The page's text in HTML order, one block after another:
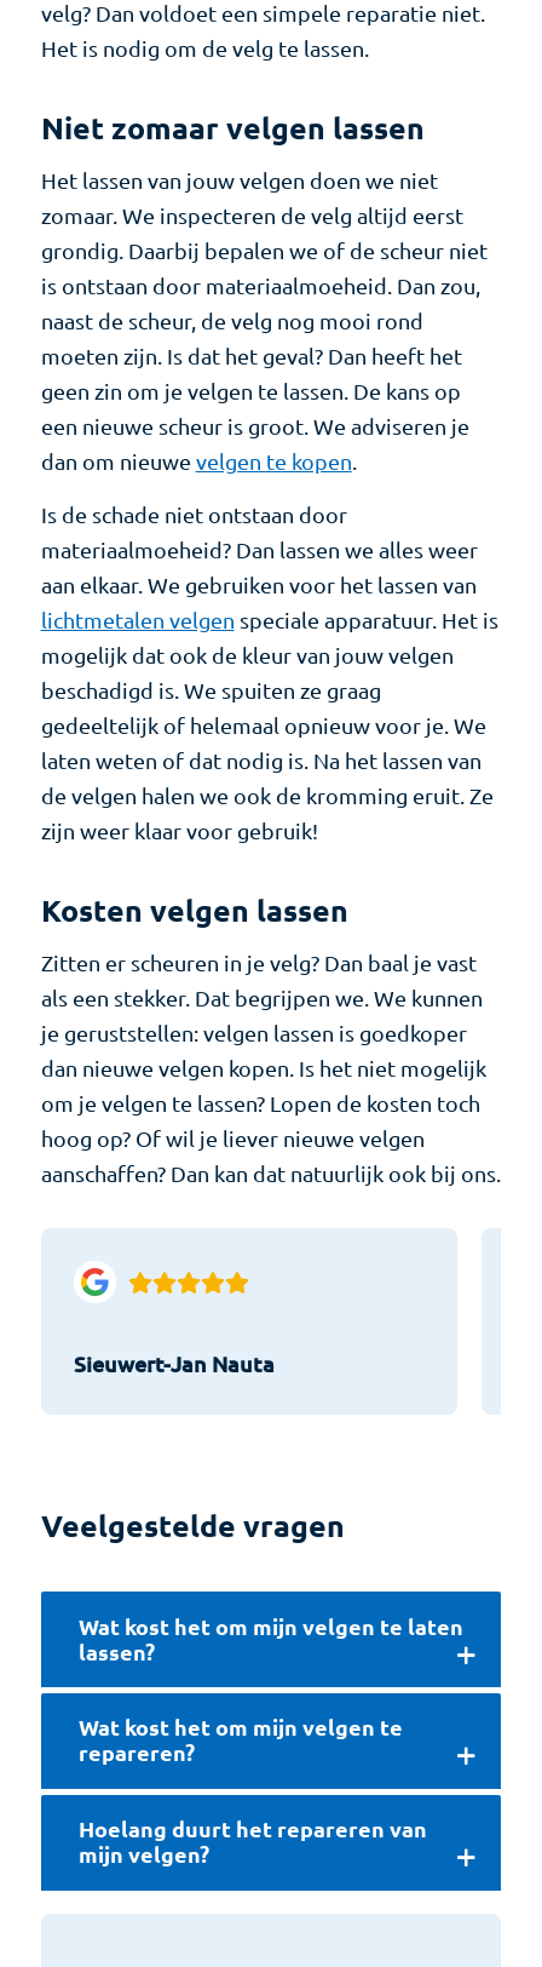
velg? Dan voldoet een simpele reparatie niet.
Het is nodig om de velg te lassen.
Niet zomaar velgen lassen
Het lassen van jouw velgen doen we niet
zomaar. We inspecteren de velg altijd eerst
grondig. Daarbij bepalen we of de scheur niet
is ontstaan door materiaalmoeheid. Dan zou,
naast de scheur, de velg nog mooi rond
moeten zijn. Is dat het geval? Dan heeft het
geen zin om je velgen te lassen. De kans op
een nieuwe scheur is groot. We adviseren je
dan om nieuwe velgen te kopen.
Is de schade niet ontstaan door
materiaalmoeheid? Dan lassen we alles weer
aan elkaar. We gebruiken voor het lassen van
lichtmetalen velgen speciale apparatuur. Het is
mogelijk dat ook de kleur van jouw velgen
beschadigd is. We spuiten ze graag
gedeeltelijk of helemaal opnieuw voor je. We
laten weten of dat nodig is. Na het lassen van
de velgen halen we ook de kromming eruit. Ze
zijn weer klaar voor gebruik!
Kosten velgen lassen
Zitten er scheuren in je velg? Dan baal je vast
als een stekker. Dat begrijpen we. We kunnen
je geruststellen: velgen lassen is goedkoper
dan nieuwe velgen kopen. Is het niet mogelijk
om je velgen te lassen? Lopen de kosten toch
hoog op? Of wil je liever nieuwe velgen
aanschaffen? Dan kan dat natuurlijk ook bij ons.
Sieuwert-Jan Nauta
Veelgestelde vragen
Wat kost het om mijn velgen te laten
lassen?
Wat kost het om mijn velgen te
repareren?
Hoelang duurt het repareren van
mijn velgen?